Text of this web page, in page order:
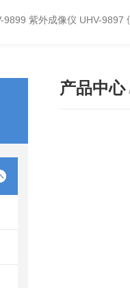
9899 紫外成像仪 UHV-9897
产品中心